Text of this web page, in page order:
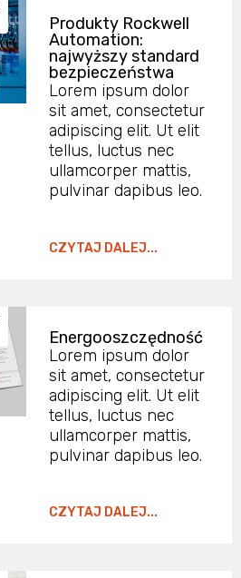
Produkty Rockwell
Automation:
najwyższy standard
bezpieczeństwa
Lorem ipsum dolor
sit amet, consectetur
adipiscing elit. Ut elit
tellus, luctus nec
ullamcorper mattis,
pulvinar dapibus leo.
CZYTAJ DALEJ...
Energooszczędność
Lorem ipsum dolor
sit amet, consectetur
adipiscing elit. Ut elit
tellus, luctus nec
ullamcorper mattis,
pulvinar dapibus leo.
CZYTAJ DALEJ...